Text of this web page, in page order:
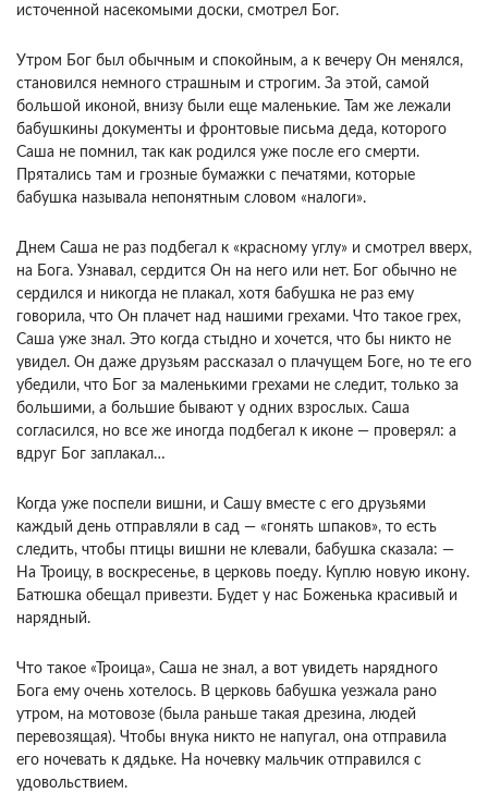
источенной насекомыми доски, смотрел Бог.
Утром Бог был обычным и спокойным, а к вечеру Он менялся,
становился немного страшным и строгим. За этой, самой
большой иконой, внизу были еще маленькие. Там же лежали
бабушкины документы и фронтовые письма деда, которого
Саша не помнил, так как родился уже после его смерти.
Прятались там и грозные бумажки с печатями, которые
бабушка называла непонятным словом «налоги».
Днем Саша не раз подбегал к «красному углу» и смотрел вверх,
на Бога. Узнавал, сердится Он на него или нет. Бог обычно не
сердился и никогда не плакал, хотя бабушка не раз ему
говорила, что Он плачет над нашими грехами. Что такое грех,
Саша уже знал. Это когда стыдно и хочется, что бы никто не
увидел. Он даже друзьям рассказал о плачущем Боге, но те его
убедили, что Бог за маленькими грехами не следит, только за
большими, а большие бывают у одних взрослых. Саша
согласился, но все же иногда подбегал к иконе — проверял: а
вдруг Бог заплакал…
Когда уже поспели вишни, и Сашу вместе с его друзьями
каждый день отправляли в сад — «гонять шпаков», то есть
следить, чтобы птицы вишни не клевали, бабушка сказала: —
На Троицу, в воскресенье, в церковь поеду. Куплю новую икону.
Батюшка обещал привезти. Будет у нас Боженька красивый и
нарядный.
Что такое «Троица», Саша не знал, а вот увидеть нарядного
Бога ему очень хотелось. В церковь бабушка уезжала рано
утром, на мотовозе (была раньше такая дрезина, людей
перевозящая). Чтобы внука никто не напугал, она отправила
его ночевать к дядьке. На ночевку мальчик отправился с
удовольствием.